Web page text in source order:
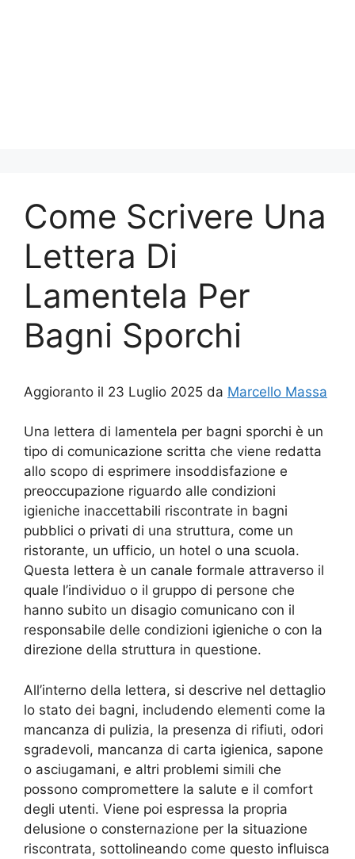
Come Scrivere Una
Lettera Di
Lamentela Per
Bagni Sporchi
Aggioranto il 23 Luglio 2025 da Marcello Massa
Una lettera di lamentela per bagni sporchi è un
tipo di comunicazione scritta che viene redatta
allo scopo di esprimere insoddisfazione e
preoccupazione riguardo alle condizioni
igieniche inaccettabili riscontrate in bagni
pubblici o privati di una struttura, come un
ristorante, un ufficio, un hotel o una scuola.
Questa lettera è un canale formale attraverso il
quale l’individuo o il gruppo di persone che
hanno subito un disagio comunicano con il
responsabile delle condizioni igieniche o con la
direzione della struttura in questione.
All’interno della lettera, si descrive nel dettaglio
lo stato dei bagni, includendo elementi come la
mancanza di pulizia, la presenza di rifiuti, odori
sgradevoli, mancanza di carta igienica, sapone
o asciugamani, e altri problemi simili che
possono compromettere la salute e il comfort
degli utenti. Viene poi espressa la propria
delusione o consternazione per la situazione
riscontrata, sottolineando come questo influisca